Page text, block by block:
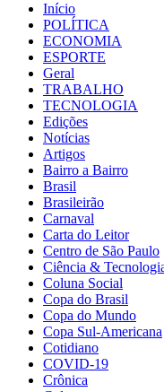
Início
POLÍTICA
ECONOMIA
ESPORTE
Geral
TRABALHO
TECNOLOGIA
Edições
Notícias
Artigos
Bairro a Bairro
Brasil
Brasileirão
Carnaval
Carta do Leitor
Centro de São Paulo
Ciência &
Coluna Social
Copa do Brasil
Copa do Mundo
Copa Sul-Americana
Cotidiano
COVID-19
Crônica